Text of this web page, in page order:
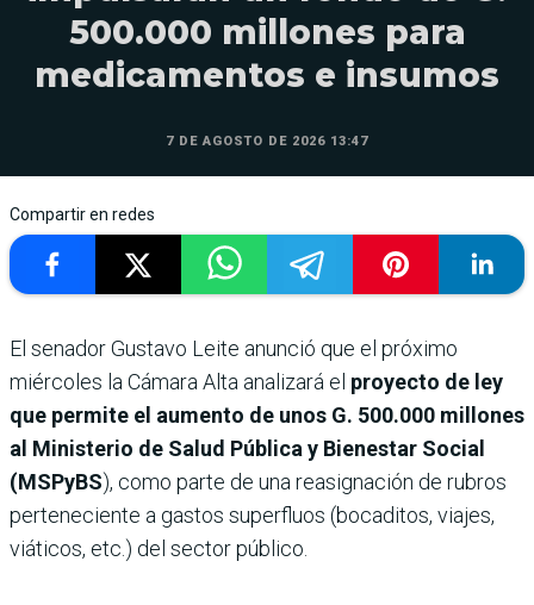
500.000 millones para
medicamentos e insumos
7 DE AGOSTO DE 2026 13:47
Compartir en redes
El senador Gustavo Leite anunció que el próximo
miércoles la Cámara Alta analizará el proyecto de ley
que permite el aumento de unos G. 500.000 millones
al Ministerio de Salud Pública y Bienestar Social
(MSPyBS), como parte de una reasignación de rubros
perteneciente a gastos superfluos (bocaditos, viajes,
viáticos, etc.) del sector público.